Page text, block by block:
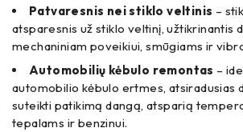
Patvaresnis nei stiklo veltinis –
atsparesnis už stiklo veltinį, užtikrinantis
mechaniniam poveikiui, smūgiams ir
Automobilių kėbulo remontas –
automobilio kėbulo ertmes, atsiradusias
suteikti patikimą dangą, atsparią
tepalams ir benzinui.